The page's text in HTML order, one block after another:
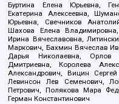
Буртина Елена Юрьевна,
Екатерина Алексеевна,
Юрьевна, Свечников
Шахова Елена
Ирина Вячеславовна,
Маркович, Бахмин Вячеслав
Дарья Николаевна, Орлов
Дмитриевна, Королева
Александрович, Вицин
Левинсон Лев Семенович,
Петрович, Полякова Мара
Герман Константинович